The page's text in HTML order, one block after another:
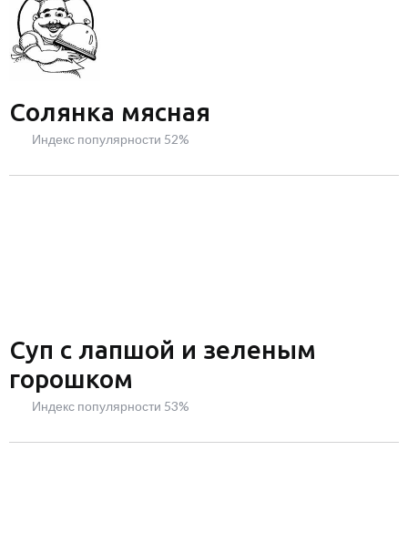
Солянка мясная
Индекс популярности 52%
Суп с лапшой и зеленым
горошком
Индекс популярности 53%